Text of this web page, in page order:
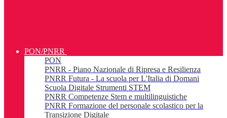
PON/PNRR
PON
PNRR - Piano Nazionale di Ripresa e Resilienza
PNRR Futura - La scuola per L'Italia di Domani
Scuola Digitale Strumenti STEM
PNRR Competenze Stem e multilinguistiche
PNRR Formazione del personale scolastico per la
Transizione Digitale